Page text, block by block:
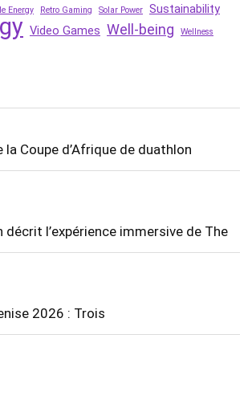
Energy Retro Gaming Solar Power Sustainability
Video Games Well-being Wellness
la Coupe d’Afrique de duathlon
décrit l’expérience immersive de The
2026 : Trois